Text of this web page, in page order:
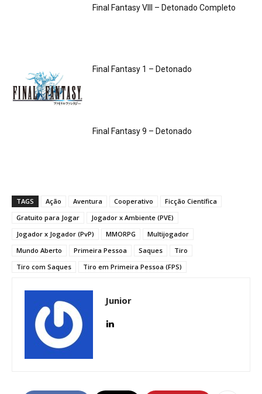
Final Fantasy VIII – Detonado Completo
Final Fantasy 1 – Detonado
Final Fantasy 9 – Detonado
TAGS Ação Aventura Cooperativo
Ficção Científica
Gratuito para Jogar
Jogador x Ambiente (PVE)
Jogador x Jogador (PvP)
MMORPG
Multijogador
Mundo Aberto
Primeira Pessoa Saques
Tiro
Tiro com Saques
Tiro em Primeira Pessoa (FPS)
Junior